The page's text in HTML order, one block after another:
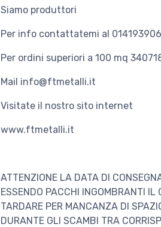
Siamo produttori
Per info contattatemi al
Per ordini superiori a 100 mq
Mail info@ftmetalli.it
Visitate il nostro sito internet
www.ftmetalli.it
ATTENZIONE LA DATA DI
ESSENDO PACCHI INGOMBRANTI IL
TARDARE PER MANCANZA DI
DURANTE GLI SCAMBI TRA